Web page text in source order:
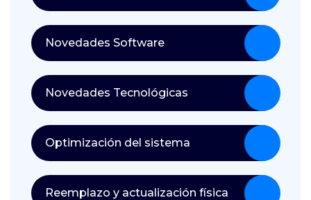
Novedades Software
Novedades Tecnológicas
Optimización del sistema
Reemplazo y actualización física